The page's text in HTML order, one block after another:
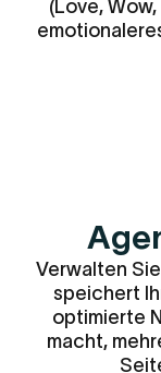
(Love,
Verwalten
speichert
optimierte
macht,